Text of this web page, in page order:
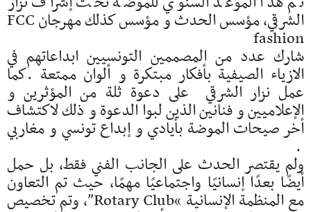
الشرقي، مؤسس الحدث و مؤسس كذلك مهرجان FCC
fashion
شارك عدد من المصممين التونسيين ابداعاتهم في
الازياء الصيفية بأفكار مبتكرة و ألوان ممتعة .كما
عمل نزار الشرقي على دعوة ثلة من المؤثرين و
الإعلاميين و فنانين الذين لبوا الدعوة و ذلك لاكتشاف
أخر صيحات الموضة بأيادي و إبداع تونسي و مغاربي
.
ولم يقتصر الحدث على الجانب الفني فقط، بل حمل
أيضًا بعدًا إنسانيًا واجتماعيًا مهمًا، حيث تم التعاون
مع المنظمة الإنسانية “Rotary Club”، وتم تخصيص